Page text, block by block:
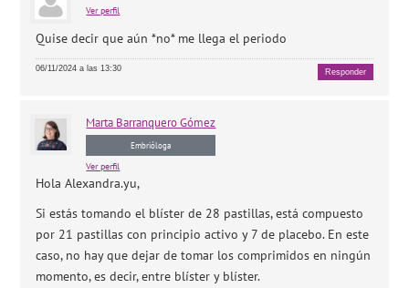
Ver perfil
Quise decir que aún *no* me llega el periodo
06/11/2024 a las 13:30 Responder
Marta Barranquero Gómez
Embrióloga
Ver perfil
Hola Alexandra.yu,
Si estás tomando el blíster de 28 pastillas, está compuesto
por 21 pastillas con principio activo y 7 de placebo. En este
caso, no hay que dejar de tomar los comprimidos en ningún
momento, es decir, entre blíster y blíster.